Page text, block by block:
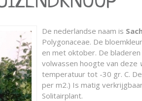
De nederlandse naam is
Polygonaceae. De
en met oktober. De
volwassen hoogte van deze
temperatuur tot -30 gr. C.
per m2.) Is matig
Solitairplant.